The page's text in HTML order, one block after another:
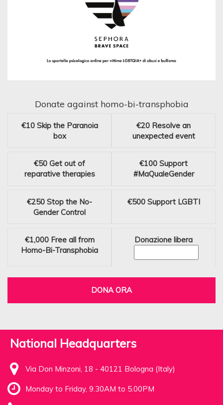
Donate against homo-bi-transphobia
€10 Skip the Paranoia
box
€20 Resolve an
unexpected event
€50 Get out of
reparative therapies
€100 Support
#MaQualeGender
€250 Stop the No-
Gender Control
€500 Support LGBTI
€1,000 Free all from
Homo-Bi-Transphobia
Donazione libera
DONA ORA
National Headquarters
Via Don Minzoni, 18 - 40121 Bologna (Italy)
Monday to Friday, 9.30AM to 5.00PM